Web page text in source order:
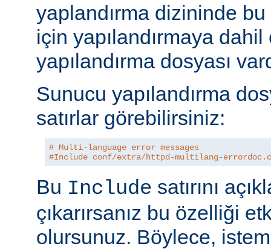
yaplandırma dizininde
için yapılandırmaya
yapılandırma dosyası
Sunucu yapılandırma
satırlar görebilirsiniz:
# Multi-language error messages
#Include conf/extra/httpd-multilang-
Bu Include satırını
çıkarırsanız bu özelliği
olursunuz. Böylece,